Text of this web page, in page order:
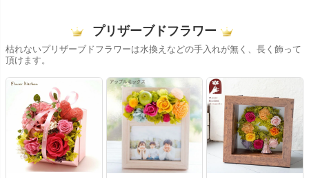
プリザーブドフラワー
枯れないプリザーブドフラワーは水換えなどの手入れが無く、長く飾って
頂けます。